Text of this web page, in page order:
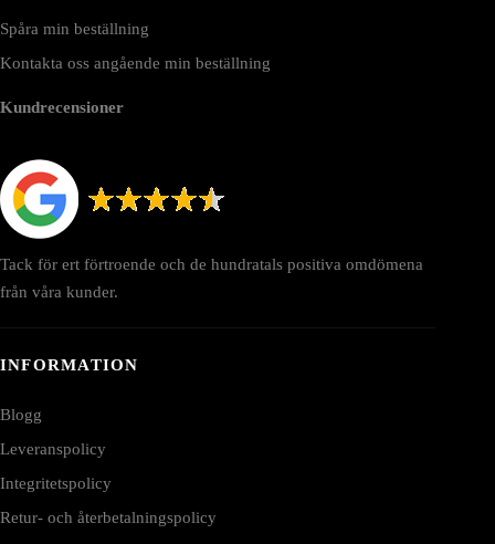
Spåra min beställning
Kontakta oss angående min beställning
Kundrecensioner
Tack för ert förtroende och de hundratals positiva omdömena
från våra kunder.
INFORMATION
Blogg
Leveranspolicy
Integritetspolicy
Retur- och återbetalningspolicy